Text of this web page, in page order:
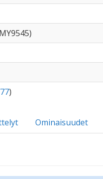
)
Ominaisuudet